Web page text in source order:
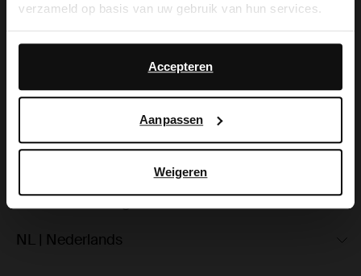
verzameld op basis van uw gebruik van hun services.
Daarnaast werken wij samen met Google voor
advertentie- en meetdoeleinden. Meer informatie over
hoe Google uw persoonsgegevens gebruikt, vindt u op
Accepteren
Aanpassen
Weigeren
Klantenservice
Ruilen & retourneren
Studentenkorting
NL | Nederlands
Yes, switch to
English
No, stay in Dutch